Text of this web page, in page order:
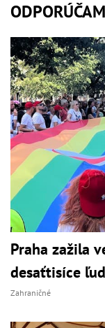
Praha zažila
desaťtisíce
Zahraničné